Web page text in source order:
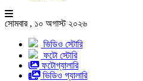
সোমবার , ১০ অগাস্ট ২০২৬
ভিডিও স্টোরি
ফটো স্টোরি
ফটোগ্যালারি
ভিডিও গ্যালারি